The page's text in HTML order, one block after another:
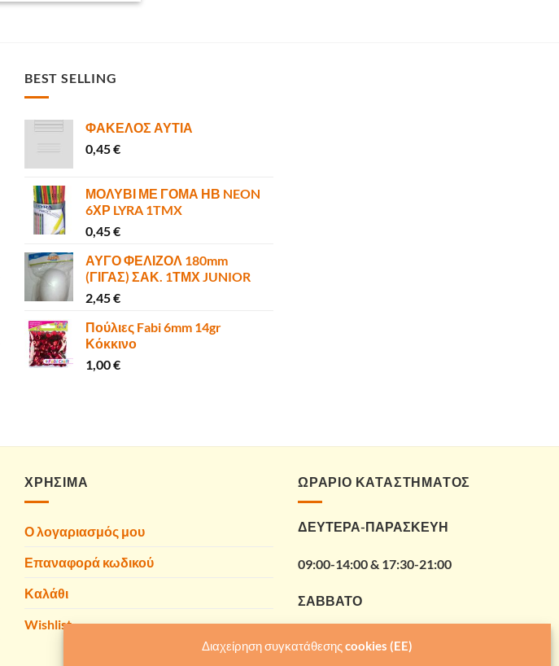
Διαχείρηση συγκατάθεσης cookies (EE)
BEST SELLING
ΦΑΚΕΛΟΣ ΑΥΤΙΑ
0,45€
ΜΟΛΥΒΙ ΜΕ ΓΟΜΑ ΗΒ NEON
6ΧΡ LYRA 1TMX
0,45€
ΑΥΓΟ ΦΕΛΙΖΟΛ 180mm
(ΓΙΓΑΣ) ΣΑΚ. 1ΤΜΧ JUNIOR
2,45€
Πούλιες Fabi 6mm 14gr
Κόκκινο
1,00€
ΧΡΗΣΙΜΑ
Ο λογαριασμός μου
Επαναφορά κωδικού
Καλάθι
Wishlist
ΩΡΑΡΙΟ ΚΑΤΑΣΤΗΜΑΤΟΣ
ΔΕΥΤΕΡΑ-ΠΑΡΑΣΚΕΥΗ
09:00-14:00 & 17:30-21:00
ΣΑΒΒΑΤΟ
09:00-14:00